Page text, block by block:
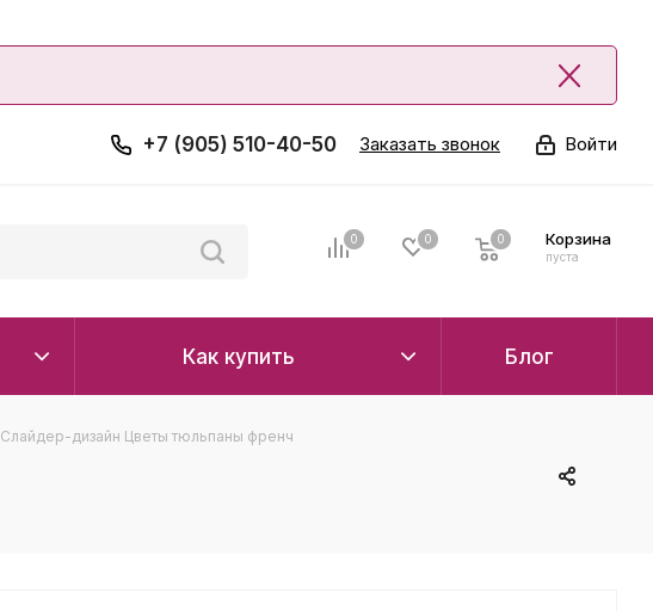
Войти
+7 (905) 510-40-50 Заказать звонок
0 0 Корзина
0
пуста
0
Как купить Блог
Слайдер-дизайн Цветы тюльпаны френч